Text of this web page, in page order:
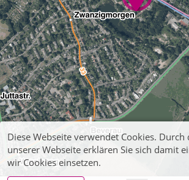
Diese Webseite verwendet Cookies. Durch
unserer Webseite erklären Sie sich damit
wir Cookies einsetzen.